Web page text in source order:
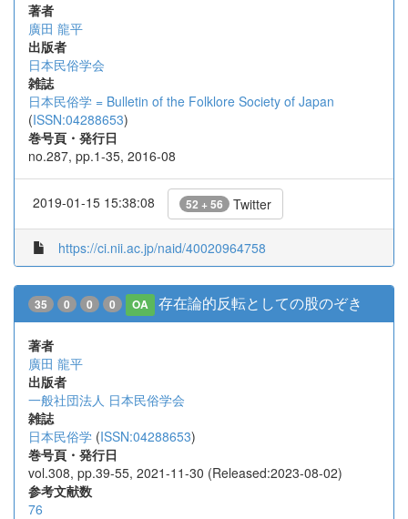
著者
廣田 龍平
出版者
日本民俗学会
雑誌
日本民俗学 = Bulletin of the Folklore Society of Japan
(ISSN:04288653)
巻号頁・発行日
no.287, pp.1-35, 2016-08
2019-01-15 15:38:08 52 + 56 Twitter
https://ci.nii.ac.jp/naid/40020964758
35 0 0 0 OA 存在論的反転としての股のぞき
著者
廣田 龍平
出版者
一般社団法人 日本民俗学会
雑誌
日本民俗学 (ISSN:04288653)
巻号頁・発行日
vol.308, pp.39-55, 2021-11-30 (Released:2023-08-02)
参考文献数
76